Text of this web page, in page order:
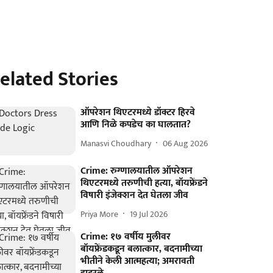
Stories
ऑपरेशन थिएटरमध्ये डॉक्टर हिरवे
आणि निळे कपडेच का घालतात?
Manasvi Choudhary 06 Aug 2026
Crime: रुग्णालयातील ऑपरेशन
थिएटरमध्ये तरुणीची हत्या, बॉयफ्रेंडने
विषारी इंजेक्शन देत घेतला जीव
Priya More 19 Jul 2026
Crime: १७ वर्षीय मुलीवर
बॉयफ्रेंडकडून बलात्कार, बदनामीच्या
भीतीने केली आत्महत्या; अमरावती